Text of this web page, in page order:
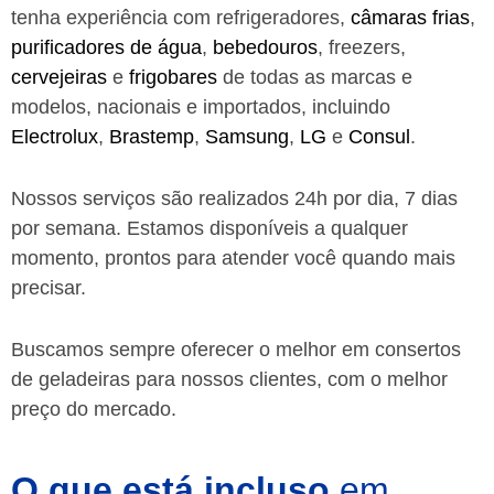
tenha experiência com refrigeradores, câmaras frias,
purificadores de água, bebedouros, freezers,
cervejeiras e frigobares de todas as marcas e
modelos, nacionais e importados, incluindo
Electrolux, Brastemp, Samsung, LG e Consul .
Nossos serviços são realizados 24h por dia, 7 dias
por semana. Estamos disponíveis a qualquer
momento, prontos para atender você quando mais
precisar.
Buscamos sempre oferecer o melhor em consertos
de geladeiras para nossos clientes, com o melhor
preço do mercado.